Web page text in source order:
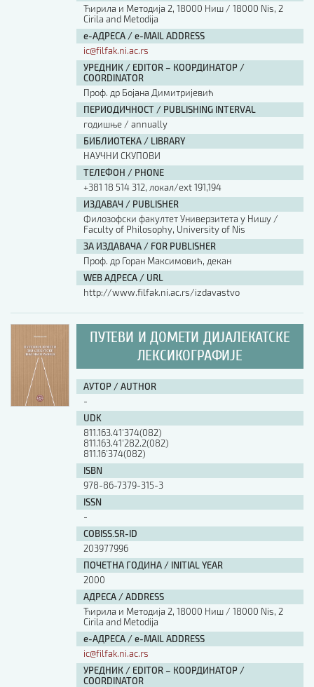
Ћирила и Методија 2, 18000 Ниш / 18000 Nis, 2
Cirila and Metodija
е-АДРЕСА / e-MAIL ADDRESS
ic@filfak.ni.ac.rs
УРЕДНИК / EDITOR – КООРДИНАТОР /
COORDINATOR
Проф. др Бојана Димитријевић
ПЕРИОДИЧНОСТ / PUBLISHING INTERVAL
годишње / annually
БИБЛИОТЕКА / LIBRARY
НАУЧНИ СКУПОВИ
ТЕЛЕФОН / PHONE
+381 18 514 312, локал/ext 191,194
ИЗДАВАЧ / PUBLISHER
Филозофски факултет Универзитета у Нишу /
Faculty of Philosophy, University of Nis
ЗА ИЗДАВАЧА / FOR PUBLISHER
Проф. др Горан Максимовић, декан
WEB АДРЕСА / URL
http://www.filfak.ni.ac.rs/izdavastvo
ПУТЕВИ И ДОМЕТИ ДИЈАЛЕКАТСКЕ
ЛЕКСИКОГРАФИЈЕ
АУТОР / AUTHOR
-
UDK
811.163.41'374(082)
811.163.41'282.2(082)
811.16'374(082)
ISBN
978-86-7379-315-3
ISSN
-
COBISS.SR-ID
203977996
ПОЧЕТНА ГОДИНА / INITIAL YEAR
2000
АДРЕСА / ADDRESS
Ћирила и Методија 2, 18000 Ниш / 18000 Nis, 2
Cirila and Metodija
е-АДРЕСА / e-MAIL ADDRESS
ic@filfak.ni.ac.rs
УРЕДНИК / EDITOR – КООРДИНАТОР /
COORDINATOR